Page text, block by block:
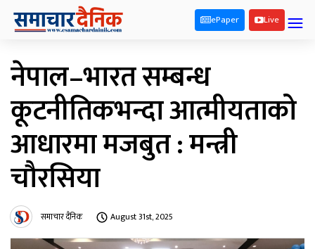
ePaper Live
नेपाल–भारत सम्बन्ध
कूटनीतिकभन्दा आत्मीयताको
आधारमा मजबुत : मन्त्री
चौरसिया
समाचार दैनिक August 31st, 2025